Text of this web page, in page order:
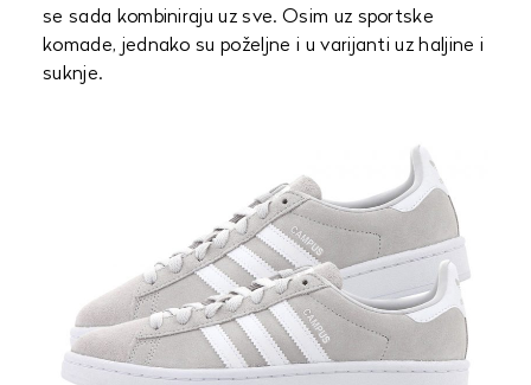
se sada kombiniraju uz sve. Osim uz sportske
komade, jednako su poželjne i u varijanti uz haljine i
suknje.